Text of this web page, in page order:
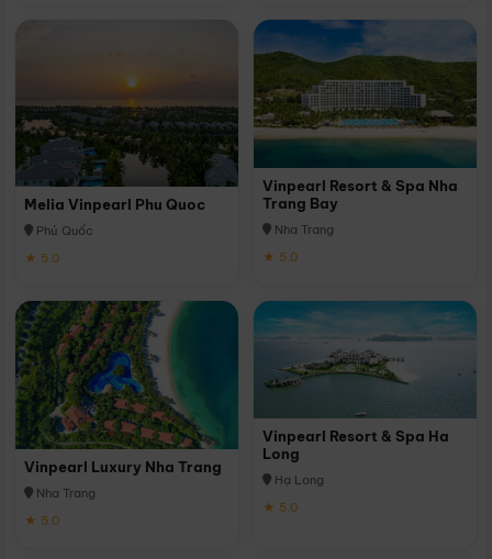
Melia Vinpearl Phu Quoc
Phú Quốc
★ 5.0
Vinpearl Resort & Spa Nha
Trang Bay
Nha Trang
★ 5.0
Vinpearl Luxury Nha Trang
Nha Trang
★ 5.0
Vinpearl Resort & Spa Ha
Long
Hạ Long
★ 5.0